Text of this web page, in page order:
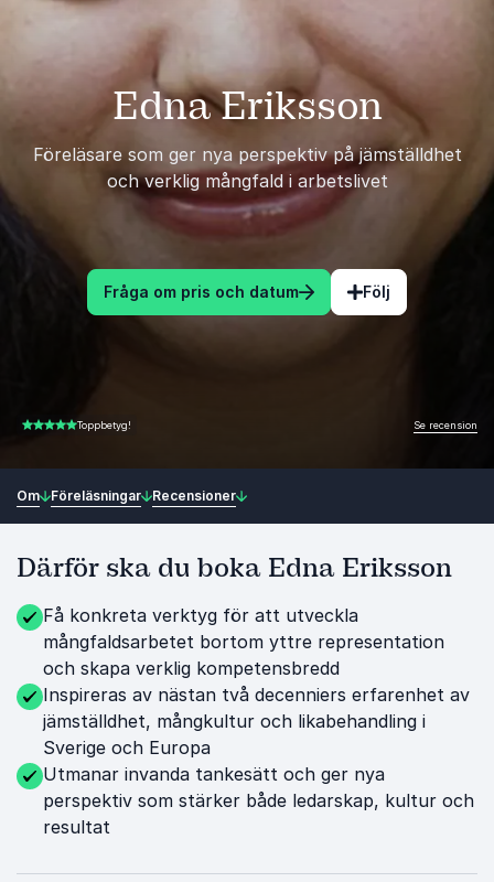
Edna Eriksson
Föreläsare som ger nya perspektiv på jämställdhet
och verklig mångfald i arbetslivet
Fråga om pris och datum Följ
4.67 av 5 Toppbetyg! Se recension
Om Föreläsningar Recensioner
Därför ska du boka Edna Eriksson
Få konkreta verktyg för att utveckla
mångfaldsarbetet bortom yttre representation
och skapa verklig kompetensbredd
Inspireras av nästan två decenniers erfarenhet av
jämställdhet, mångkultur och likabehandling i
Sverige och Europa
Utmanar invanda tankesätt och ger nya
perspektiv som stärker både ledarskap, kultur och
resultat